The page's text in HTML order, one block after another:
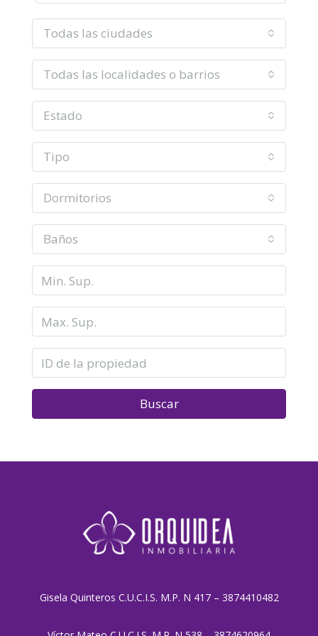
Todas las ciudades
Todas las localidades o barrios
Estado
Tipo
Dormitorios
Baños
Buscar
Gisela Quinteros C.U.C.I.S. M.P. N 417 – 3874410482